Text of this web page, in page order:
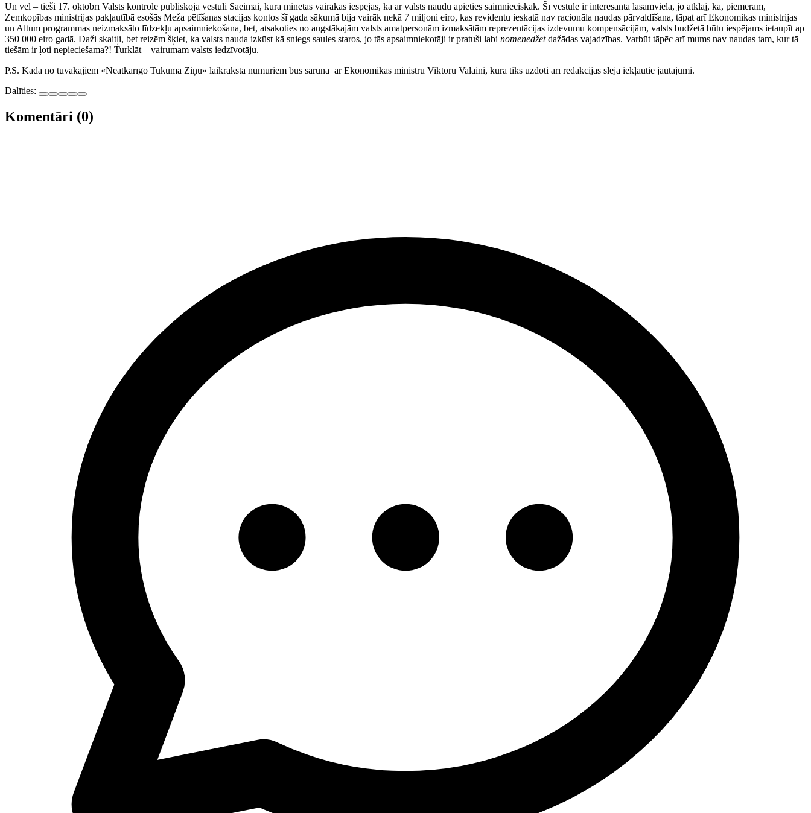
Un vēl – tieši 17. oktobrī Valsts kontrole publiskoja vēstuli Saeimai, kurā minētas vairākas iespējas, kā ar valsts naudu apieties saimnieciskāk. Šī vēstule ir interesanta lasāmviela, jo atklāj, ka, piemēram,
Zemkopības ministrijas pakļautībā esošās Meža pētīšanas stacijas kontos šī gada sākumā bija vairāk nekā 7 miljoni eiro, kas revidentu ieskatā nav racionāla naudas pārvaldīšana, tāpat arī Ekonomikas ministrijas
un Altum programmas neizmaksāto līdzekļu apsaimniekošana, bet, atsakoties no augstākajām valsts amatpersonām izmaksātām reprezentācijas izdevumu kompensācijām, valsts budžetā būtu iespējams ietaupīt ap
350 000 eiro gadā. Daži skaitļi, bet reizēm šķiet, ka valsts nauda izkūst kā sniegs saules staros, jo tās apsaimniekotāji ir pratuši labi nomenedžētdažādas vajadzības. Varbūt tāpēc arī mums nav naudas tam, kur tā
tiešām ir ļoti nepieciešama?! Turklāt – vairumam valsts iedzīvotāju.
P.S. Kādā no tuvākajiem «Neatkarīgo Tukuma Ziņu» laikraksta numuriem būs saruna ar Ekonomikas ministru Viktoru Valaini, kurā tiks uzdoti arī redakcijas slejā iekļautie jautājumi.
Dalīties:
Komentāri (0)